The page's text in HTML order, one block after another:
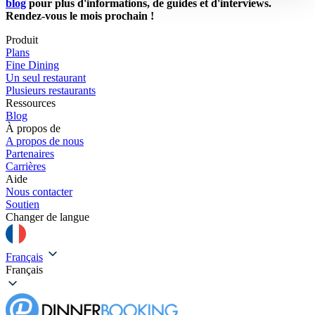
blog pour plus d'informations, de guides et d'interviews.
Rendez-vous le mois prochain !
Produit
Plans
Fine Dining
Un seul restaurant
Plusieurs restaurants
Ressources
Blog
À propos de
A propos de nous
Partenaires
Carrières
Aide
Nous contacter
Soutien
Changer de langue
Français
Français